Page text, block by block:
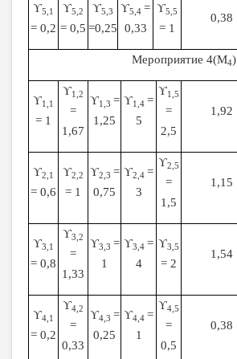
ϒ5,1
= 0,2
ϒ5,2
= 0,5
ϒ5,3
=0,25
ϒ5,4 =
0,33
ϒ5,5
= 1
0,38
Мероприятие 4(М4)
ϒ1,1
= 1
ϒ1,2
=
1,67
ϒ1,3 =
1,25
ϒ1,4 =
5
ϒ1,5
=
2,5
1,92
ϒ2,1
= 0,6
ϒ2,2
= 1
ϒ2,3 =
0,75
ϒ2,4 =
3
ϒ2,5
=
1,5
1,15
ϒ3,1
= 0,8
ϒ3,2
=
1,33
ϒ3,3 =
1
ϒ3,4 =
4
ϒ3,5
= 2
1,54
ϒ4,1
= 0,2
ϒ4,2
=
0,33
ϒ4,3 =
0,25
ϒ4,4 =
1
ϒ4,5
=
0,5
0,38